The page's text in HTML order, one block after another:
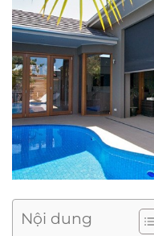
Nội dung